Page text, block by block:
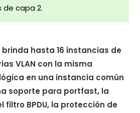
de capa 2.
brinda hasta 16 instancias de
VLAN con la misma
en una instancia común
soporte para portfast, la
filtro BPDU, la protección de